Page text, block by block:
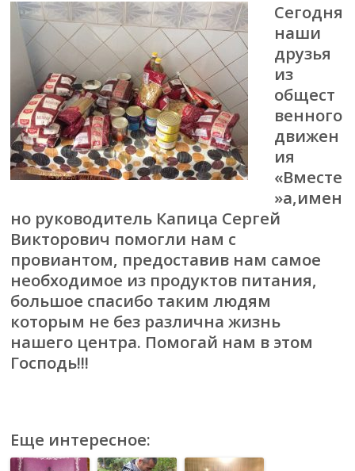
Сегодня
наши
друзья
из
общест
венного
движен
ия
«Вместе
»а,имен
но руководитель Капица Сергей
Викторович помогли нам с
провиантом, предоставив нам самое
необходимое из продуктов питания,
большое спасибо таким людям
которым не без различна жизнь
нашего центра. Помогай нам в этом
Господь!!!
Еще интересное: